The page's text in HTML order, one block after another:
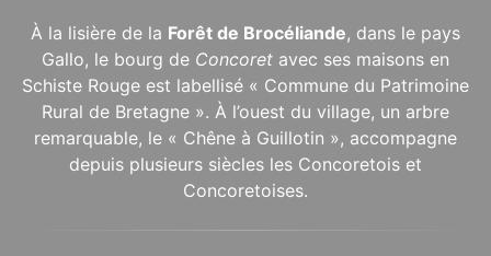
À la lisière de la Forêt de Brocéliande, dans le pays
Gallo, le bourg de Concoret avec ses maisons en
Schiste Rouge est labellisé « Commune du Patrimoine
Rural de Bretagne ». À l’ouest du village, un arbre
remarquable, le « Chêne à Guillotin », accompagne
depuis plusieurs siècles les Concoretois et
Concoretoises.